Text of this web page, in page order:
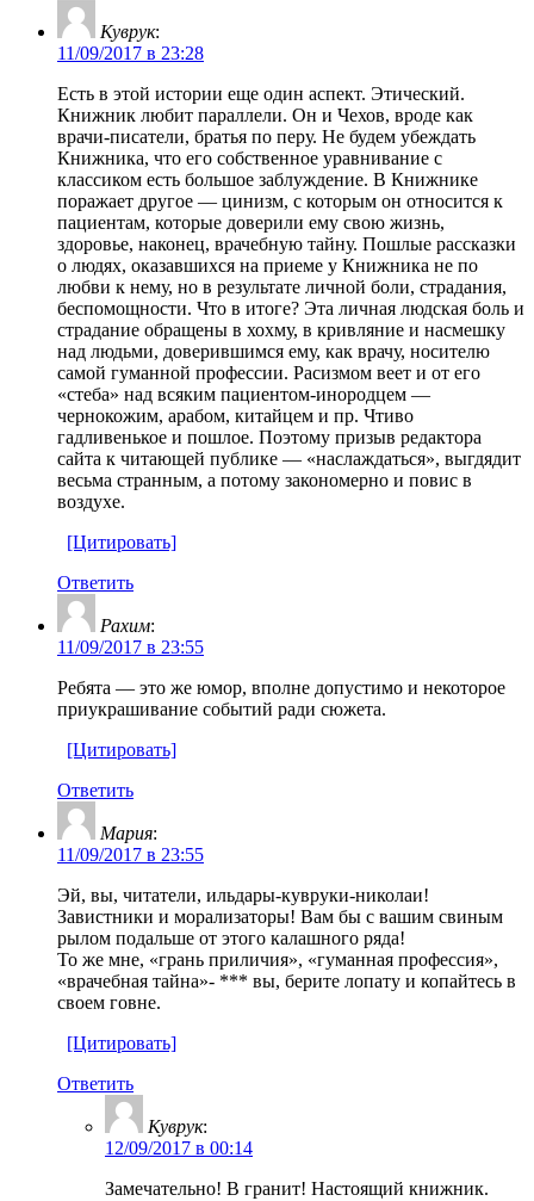
Куврук:
11/09/2017 в 23:28
Есть в этой истории еще один аспект. Этический.
Книжник любит параллели. Он и Чехов, вроде как
врачи-писатели, братья по перу. Не будем убеждать
Книжника, что его собственное уравнивание с
классиком есть большое заблуждение. В Книжнике
поражает другое — цинизм, с которым он относится к
пациентам, которые доверили ему свою жизнь,
здоровье, наконец, врачебную тайну. Пошлые рассказки
о людях, оказавшихся на приеме у Книжника не по
любви к нему, но в результате личной боли, страдания,
беспомощности. Что в итоге? Эта личная людская боль и
страдание обращены в хохму, в кривляние и насмешку
над людьми, доверившимся ему, как врачу, носителю
самой гуманной профессии. Расизмом веет и от его
«стеба» над всяким пациентом-инородцем —
чернокожим, арабом, китайцем и пр. Чтиво
гадливенькое и пошлое. Поэтому призыв редактора
сайта к читающей публике — «наслаждаться», выгдядит
весьма странным, а потому закономерно и повис в
воздухе.
[Цитировать]
Ответить
Рахим:
11/09/2017 в 23:55
Ребята — это же юмор, вполне допустимо и некоторое
приукрашивание событий ради сюжета.
[Цитировать]
Ответить
Мария:
11/09/2017 в 23:55
Эй, вы, читатели, ильдары-кувруки-николаи!
Завистники и морализаторы! Вам бы с вашим свиным
рылом подальше от этого калашного ряда!
То же мне, «грань приличия», «гуманная профессия»,
«врачебная тайна»- *** вы, берите лопату и копайтесь в
своем говне.
[Цитировать]
Ответить
Куврук:
12/09/2017 в 00:14
Замечательно! В гранит! Настоящий книжник.